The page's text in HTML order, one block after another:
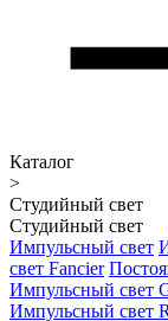
Каталог
>
Студийный свет
Студийный свет
Импульсный свет
свет Fancier
Импульсный свет
Импульсный свет